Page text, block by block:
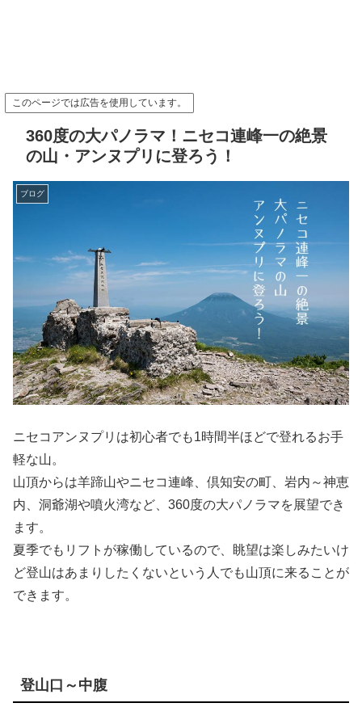
このページでは広告を使用しています。
360度の大パノラマ！ニセコ連峰一の絶景
の山・アンヌプリに登ろう！
ブログ
ニセコアンヌプリは初心者でも1時間半ほどで登れるお手
軽な山。
山頂からは羊蹄山やニセコ連峰、倶知安の町、岩内～神恵
内、洞爺湖や噴火湾など、360度の大パノラマを展望でき
ます。
夏季でもリフトが稼働しているので、眺望は楽しみたいけ
ど登山はあまりしたくないという人でも山頂に来ることが
できます。
登山口～中腹